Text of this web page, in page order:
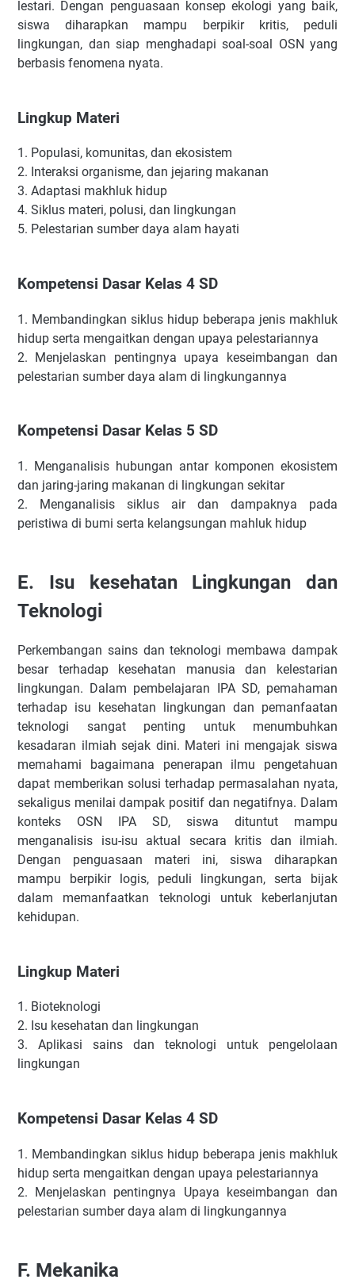
lestari. Dengan penguasaan konsep ekologi yang baik,
siswa diharapkan mampu berpikir kritis, peduli
lingkungan, dan siap menghadapi soal-soal OSN yang
berbasis fenomena nyata.
Lingkup Materi
1. Populasi, komunitas, dan ekosistem
2. Interaksi organisme, dan jejaring makanan
3. Adaptasi makhluk hidup
4. Siklus materi, polusi, dan lingkungan
5. Pelestarian sumber daya alam hayati
Kompetensi Dasar Kelas 4 SD
1. Membandingkan siklus hidup beberapa jenis makhluk
hidup serta mengaitkan dengan upaya pelestariannya
2. Menjelaskan pentingnya upaya keseimbangan dan
pelestarian sumber daya alam di lingkungannya
Kompetensi Dasar Kelas 5 SD
1. Menganalisis hubungan antar komponen ekosistem
dan jaring-jaring makanan di lingkungan sekitar
2.
Menganalisis siklus air dan dampaknya pada
peristiwa di bumi serta kelangsungan mahluk hidup
E.
Isu kesehatan Lingkungan dan
Teknologi
Perkembangan sains dan teknologi membawa dampak
besar terhadap kesehatan manusia dan kelestarian
lingkungan. Dalam pembelajaran IPA SD, pemahaman
terhadap isu kesehatan lingkungan dan pemanfaatan
teknologi sangat penting untuk menumbuhkan
kesadaran ilmiah sejak dini. Materi ini mengajak siswa
memahami bagaimana penerapan ilmu pengetahuan
dapat memberikan solusi terhadap permasalahan nyata,
sekaligus menilai dampak positif dan negatifnya. Dalam
konteks OSN IPA SD, siswa dituntut mampu
menganalisis isu-isu aktual secara kritis dan ilmiah.
Dengan penguasaan materi ini, siswa diharapkan
mampu berpikir logis, peduli lingkungan, serta bijak
dalam memanfaatkan teknologi untuk keberlanjutan
kehidupan.
Lingkup Materi
1. Bioteknologi
2. Isu kesehatan dan lingkungan
3.
Aplikasi sains dan teknologi untuk pengelolaan
lingkungan
Kompetensi Dasar Kelas 4 SD
1. Membandingkan siklus hidup beberapa jenis makhluk
hidup serta mengaitkan dengan upaya pelestariannya
2. Menjelaskan pentingnya Upaya keseimbangan dan
pelestarian sumber daya alam di lingkungannya
F. Mekanika